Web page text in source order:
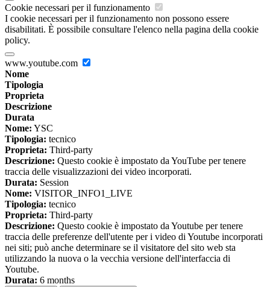
Cookie necessari per il funzionamento
I cookie necessari per il funzionamento non possono essere
disabilitati. È possibile consultare l'elenco nella pagina della cookie
policy.
www.youtube.com
Nome
Tipologia
Proprieta
Descrizione
Durata
Nome: YSC
Tipologia: tecnico
Proprieta: Third-party
Descrizione: Questo cookie è impostato da YouTube per tenere
traccia delle visualizzazioni dei video incorporati.
Durata: Session
Nome: VISITOR_INFO1_LIVE
Tipologia: tecnico
Proprieta: Third-party
Descrizione: Questo cookie è impostato da Youtube per tenere
traccia delle preferenze dell'utente per i video di Youtube incorporati
nei siti; può anche determinare se il visitatore del sito web sta
utilizzando la nuova o la vecchia versione dell'interfaccia di
Youtube.
Durata: 6 months